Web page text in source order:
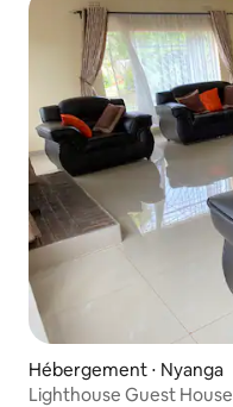
Hébergement ⋅ Nyanga
Lighthouse Guest House